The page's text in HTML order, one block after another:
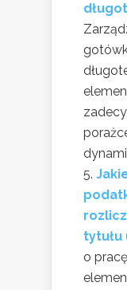
tytułu
o